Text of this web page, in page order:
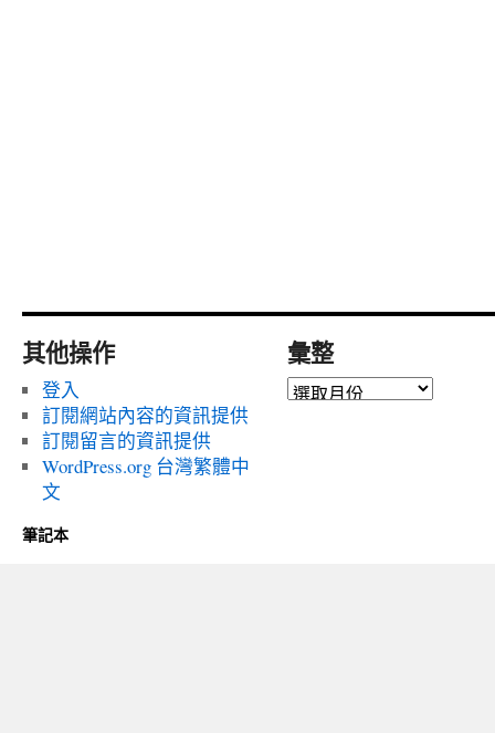
其他操作
登入
訂閱網站內容的資訊提供
訂閱留言的資訊提供
WordPress.org 台灣繁體中
文
彙整
彙
筆記本